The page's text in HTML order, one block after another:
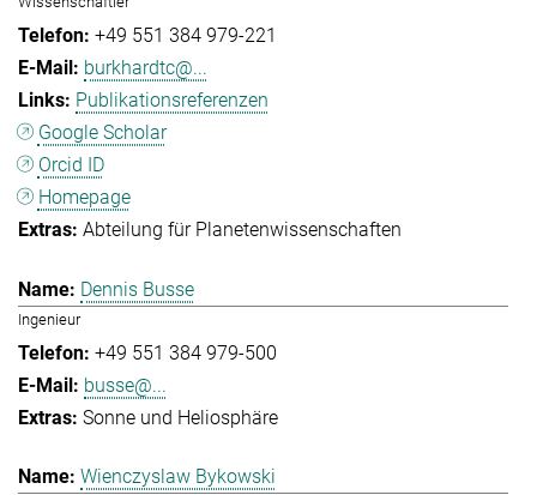
+49 551 384 979-221
burkhardtc@...
Publikationsreferenzen
Google Scholar
Orcid ID
Homepage
Abteilung für Planetenwissenschaften
Dennis Busse
Ingenieur
+49 551 384 979-500
busse@...
Sonne und Heliosphäre
Wienczyslaw Bykowski